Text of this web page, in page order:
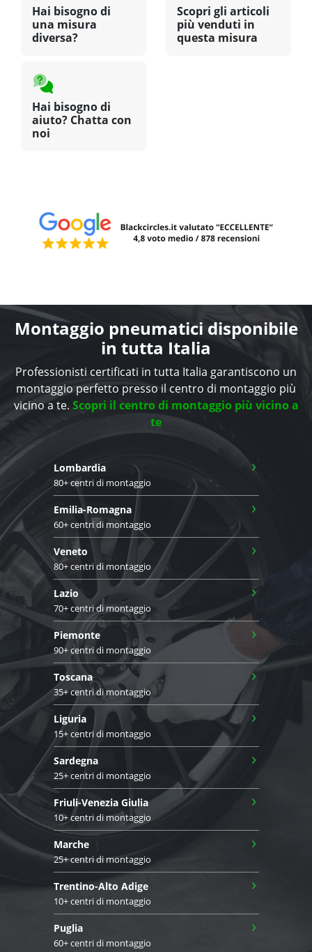
Hai bisogno di
una misura
diversa?
Scopri gli articoli
più venduti in
questa misura
Hai bisogno di
aiuto? Chatta con
noi
Montaggio pneumatici disponibile
in tutta Italia
Professionisti certificati in tutta Italia garantiscono un
montaggio perfetto presso il centro di montaggio più
vicino a te. Scopri il centro di montaggio più vicino a
te
Lombardia
80+ centri di montaggio
›
Emilia-Romagna
60+ centri di montaggio
›
Veneto
80+ centri di montaggio
›
Lazio
70+ centri di montaggio
›
Piemonte
90+ centri di montaggio
›
Toscana
35+ centri di montaggio
›
Liguria
15+ centri di montaggio
›
Sardegna
25+ centri di montaggio
›
Friuli-Venezia Giulia
10+ centri di montaggio
›
Marche
25+ centri di montaggio
›
Trentino-Alto Adige
10+ centri di montaggio
›
Puglia
60+ centri di montaggio
›